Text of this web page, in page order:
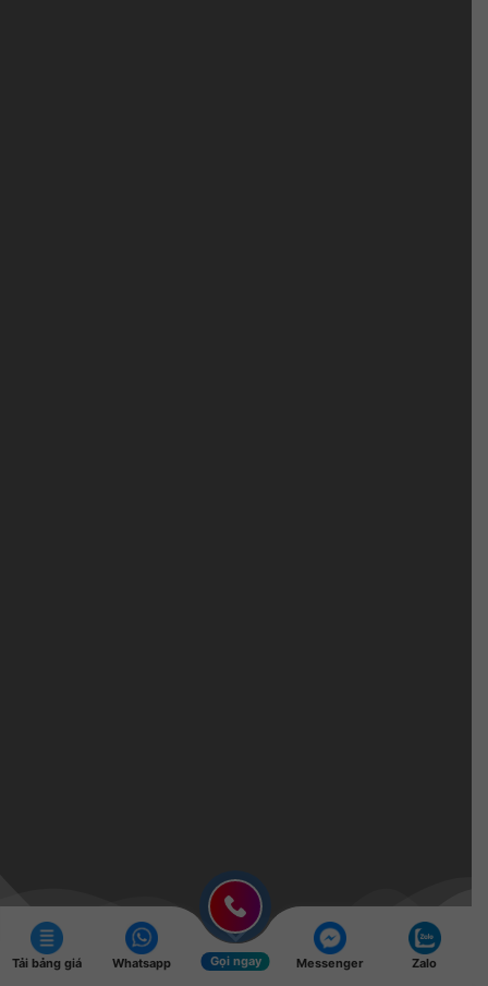
Tải bảng giá Whatsapp Gọi ngay Messenger Zalo